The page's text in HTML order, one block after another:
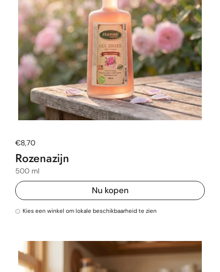
Normale prijs
€8,70
Rozenazijn
500 ml
Nu kopen
Kies een winkel om lokale beschikbaarheid te zien